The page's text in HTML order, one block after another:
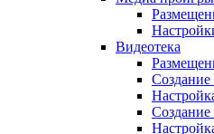
Видеотека
Создание